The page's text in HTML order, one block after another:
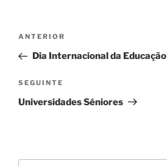
Navegação
artigos
Conteúdo
anterior
ANTERIOR
Dia Internacional da Educação
Conteúdo
seguinte
SEGUINTE
Universidades Séniores